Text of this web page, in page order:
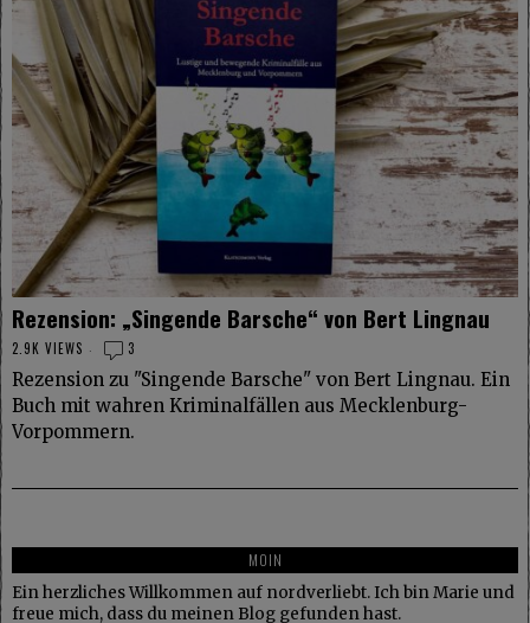
Rezension: „Singende Barsche“ von Bert Lingnau
2.9K VIEWS 3
Rezension zu "Singende Barsche" von Bert Lingnau. Ein
Buch mit wahren Kriminalfällen aus Mecklenburg-
Vorpommern.
MOIN
Ein herzliches Willkommen auf nordverliebt. Ich bin Marie und
freue mich, dass du meinen Blog gefunden hast.